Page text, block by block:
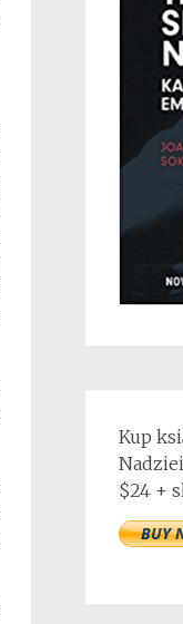
Kup
$24 +